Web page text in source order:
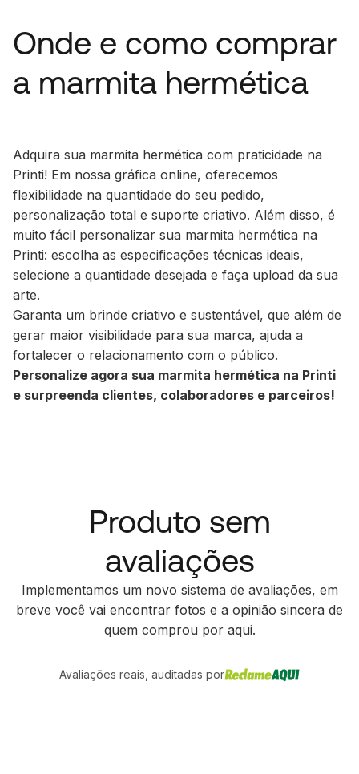
Onde e como comprar
a marmita hermética
Adquira sua marmita hermética com praticidade na
Printi! Em nossa gráfica online, oferecemos
flexibilidade na quantidade do seu pedido,
personalização total e suporte criativo. Além disso, é
muito fácil personalizar sua marmita hermética na
Printi: escolha as especificações técnicas ideais,
selecione a quantidade desejada e faça upload da sua
arte.
Garanta um brinde criativo e sustentável, que além de
gerar maior visibilidade para sua marca, ajuda a
fortalecer o relacionamento com o público.
Personalize agora sua marmita hermética na Printi
e surpreenda clientes, colaboradores e parceiros!
Produto sem
avaliações
Implementamos um novo sistema de avaliações, em
breve você vai encontrar fotos e a opinião sincera de
quem comprou por aqui.
Avaliações reais, auditadas por